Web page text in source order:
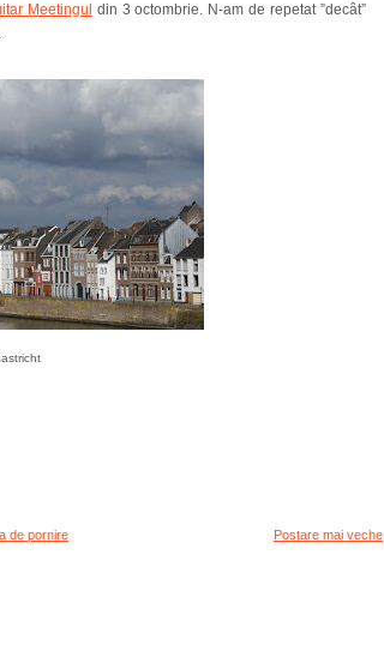
Meetingul din 3 octombrie. N-am de repetat ”decât”
Postare mai veche
de pornire